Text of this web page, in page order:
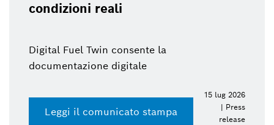
condizioni reali
Digital Fuel Twin consente la
documentazione digitale
Leggi il comunicato stampa
15 lug 2026
| Press
release